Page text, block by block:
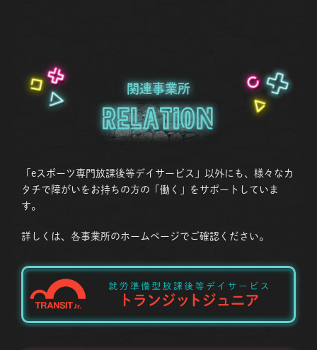
関連事業所
Relation
「eスポーツ専門放課後等デイサービス」以外にも、様々なカ
タチで障がいをお持ちの方の「働く」をサポートしていま
す。
詳しくは、各事業所のホームページでご確認ください。